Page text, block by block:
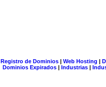
Registro de Dominios| Web Hosting |
Dominios Expirados | Industrias |